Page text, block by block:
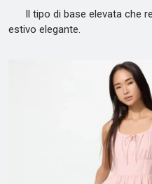
Il tipo di base elevata che
estivo elegante.